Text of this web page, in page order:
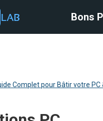
Bons
Complet pour Bâtir votre
750 W
Puissance
Bons